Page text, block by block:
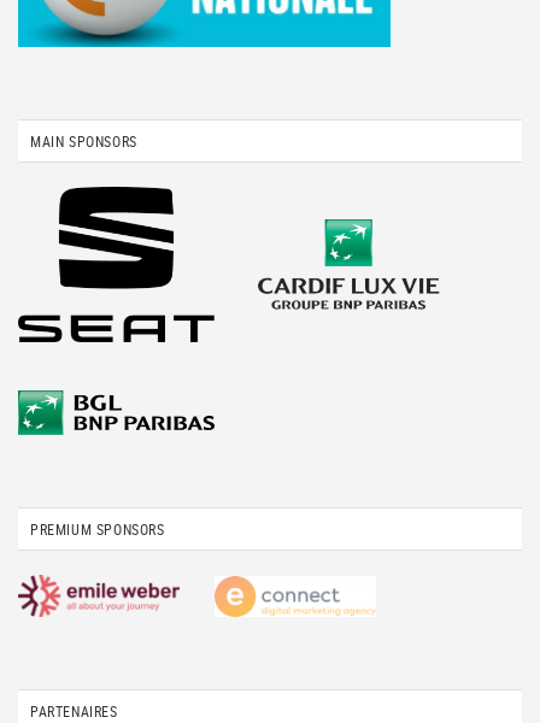
MAIN SPONSORS
PREMIUM SPONSORS
PARTENAIRES